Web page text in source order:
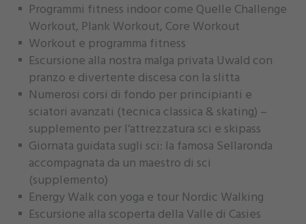
Programmi fitness indoor come Quelle Challenge
Workout, Plank Workout, Core Workout
Workout e programma fitness
Escursione alla nostra malga privata Uwald con
pranzo e divertente discesa con la slitta
Numerosi corsi di fondo per principianti e
sciatori avanzati (tecnica classica & skating) –
supplemento per l‘attrezzatura sci e skipass
Giornata guidata sugli sci: la famosa Sellaronda
accompagnata da un maestro di sci
(supplemento)
Energy Walk con yoga e tour Nordic Walking
Escursione alla scoperta della Valle di Casies